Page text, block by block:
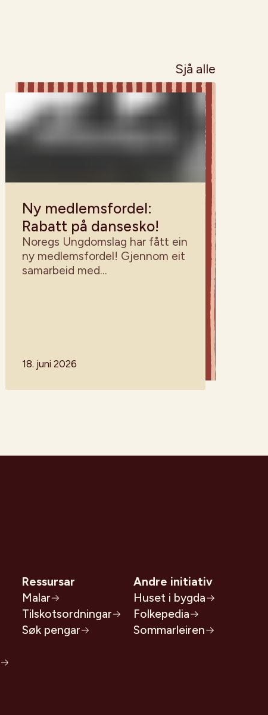
Sjå alle
Ny medlemsfordel:
Rabatt på dansesko!
Noregs Ungdomslag har fått ein
ny medlemsfordel! Gjennom eit
samarbeid med
18. juni 2026
Ressursar
Malar
Tilskotsordningar
Søk pengar
Andre initiativ
Huset i bygda
Folkepedia
Sommarleiren